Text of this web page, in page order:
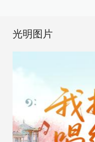
光明图片